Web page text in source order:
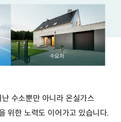
수소뿐만 아니라 온실가스
위한 노력도 이어가고 있습니다.